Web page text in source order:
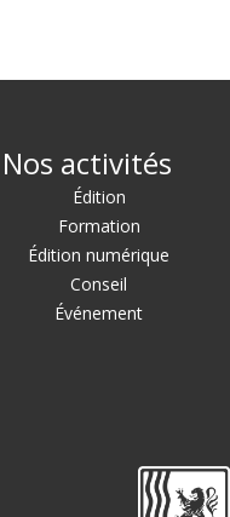
Nos activités
Édition
Formation
Édition numérique
Conseil
Événement